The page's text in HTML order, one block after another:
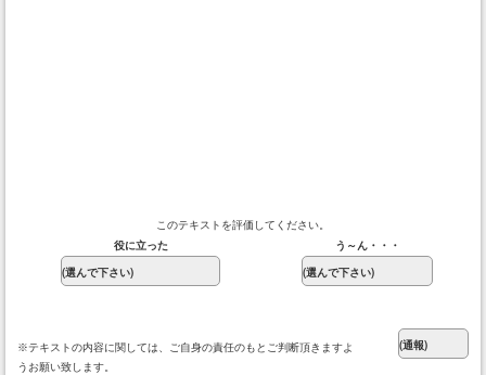
このテキストを評価してください。
役に立った
う～ん・・・
※テキストの内容に関しては、ご自身の責任のもとご判断頂きますよ
うお願い致します。